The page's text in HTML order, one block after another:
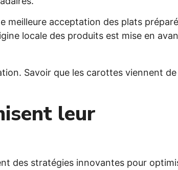
meilleure acceptation des plats
locale des produits est mise en
Savoir que les carottes viennent
leur
des stratégies innovantes pour